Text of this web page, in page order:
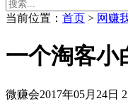
当前位置： 首页 > 网赚
一个淘客小
微赚会2017年05月24日